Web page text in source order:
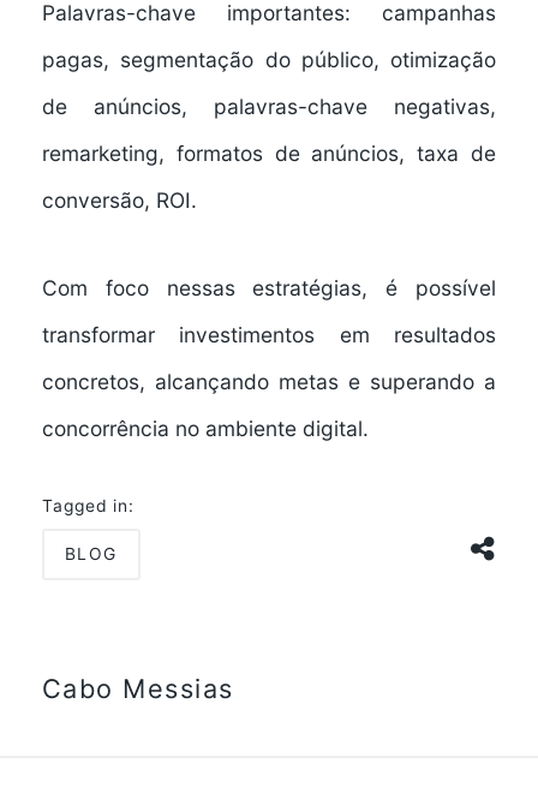
Palavras-chave importantes:
campanhas
pagas, segmentação do público, otimização
de anúncios, palavras-chave negativas,
remarketing, formatos de anúncios,taxa de
conversão, ROI.
Com foco nessas estratégias, é possível
transformar investimentos em resultados
concretos, alcançando metas e superando a
concorrência no ambiente digital.
Tagged in:
BLOG
Cabo Messias